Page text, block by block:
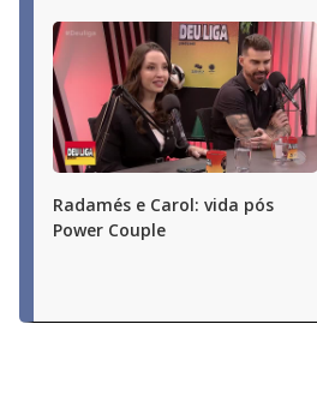
Radamés e Carol: vida pós
Power Couple